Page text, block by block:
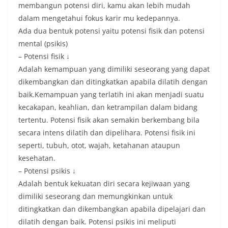
membangun potensi diri, kamu akan lebih mudah
dalam mengetahui fokus karir mu kedepannya.
Ada dua bentuk potensi yaitu potensi fisik dan potensi
mental (psikis)
– Potensi fisik ↓
Adalah kemampuan yang dimiliki seseorang yang dapat
dikembangkan dan ditingkatkan apabila dilatih dengan
baik.Kemampuan yang terlatih ini akan menjadi suatu
kecakapan, keahlian, dan ketrampilan dalam bidang
tertentu. Potensi fisik akan semakin berkembang bila
secara intens dilatih dan dipelihara. Potensi fisik ini
seperti, tubuh, otot, wajah, ketahanan ataupun
kesehatan.
– Potensi psikis ↓
Adalah bentuk kekuatan diri secara kejiwaan yang
dimiliki seseorang dan memungkinkan untuk
ditingkatkan dan dikembangkan apabila dipelajari dan
dilatih dengan baik. Potensi psikis ini meliputi